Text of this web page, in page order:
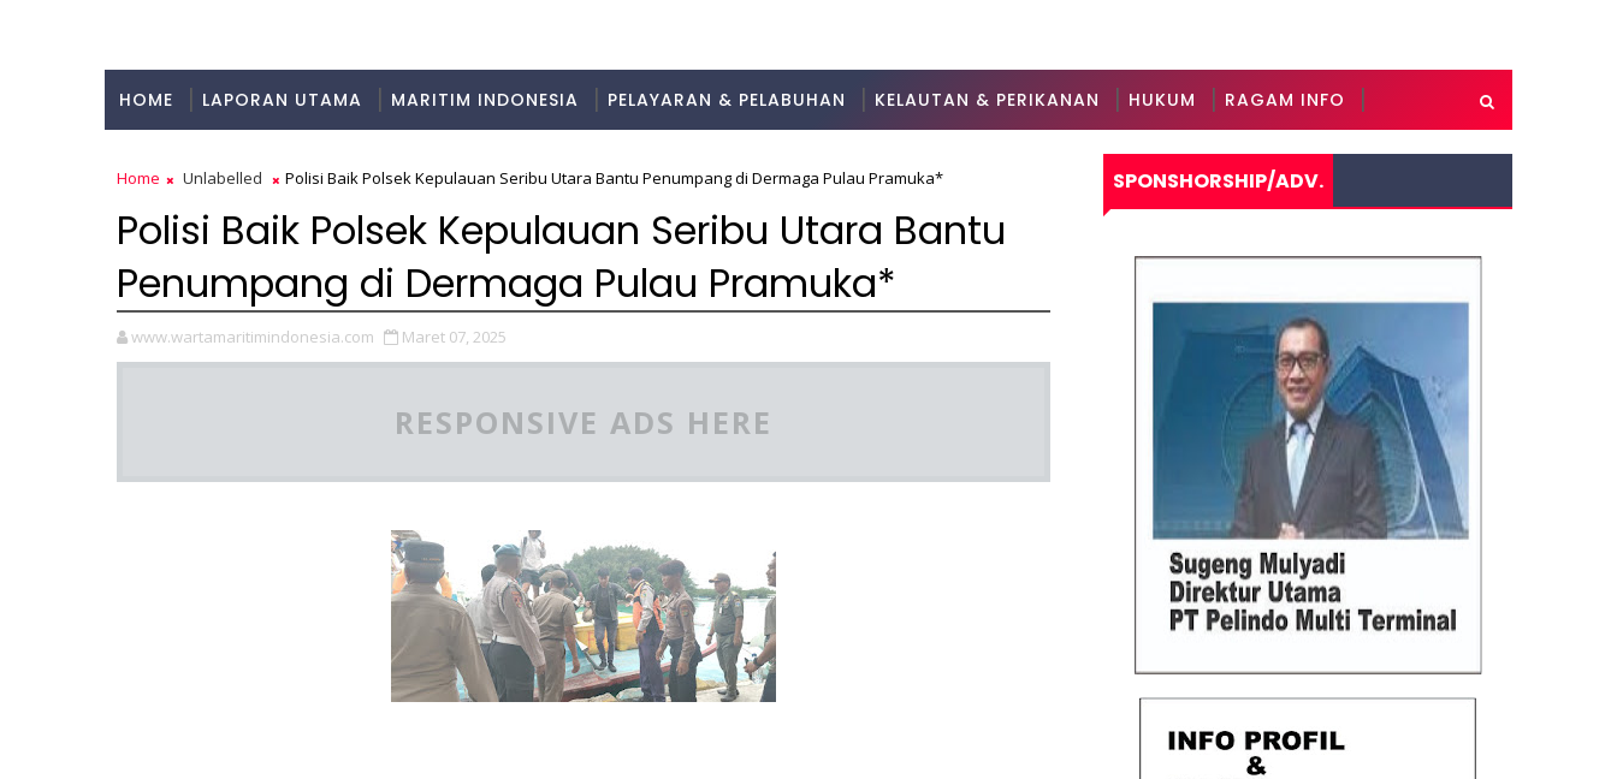
HOME LAPORAN UTAMA MARITIM INDONESIA PELAYARAN & PELABUHAN KELAUTAN & PERIKANAN HUKUM RAGAM INFO
Home Unlabelled Polisi Baik Polsek Kepulauan Seribu Utara Bantu Penumpang di Dermaga Pulau Pramuka*
Polisi Baik Polsek Kepulauan Seribu Utara Bantu
Penumpang di Dermaga Pulau Pramuka*
www.wartamaritimindonesia.com Maret 07, 2025
RESPONSIVE ADS HERE
SPONSHORSHIP/ADV.